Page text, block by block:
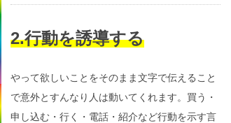
2.行動を誘導する
やって欲しいことをそのまま文字で伝えること
で意外とすんなり人は動いてくれます。買う・
申し込む・行く・電話・紹介など行動を示す言